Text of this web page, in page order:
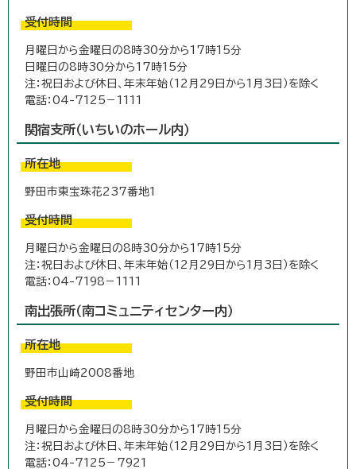
受付時間
月曜日から金曜日の8時30分から17時15分
日曜日の8時30分から17時15分
注：祝日および休日、年末年始（12月29日から1月3日）を除く
電話：04-7125－1111
関宿支所（いちいのホール内）
所在地
野田市東宝珠花237番地1
受付時間
月曜日から金曜日の8時30分から17時15分
注：祝日および休日、年末年始（12月29日から1月3日）を除く
電話：04-7198－1111
南出張所（南コミュニティセンター内）
所在地
野田市山崎2008番地
受付時間
月曜日から金曜日の8時30分から17時15分
注：祝日および休日、年末年始（12月29日から1月3日）を除く
電話：04-7125－7921